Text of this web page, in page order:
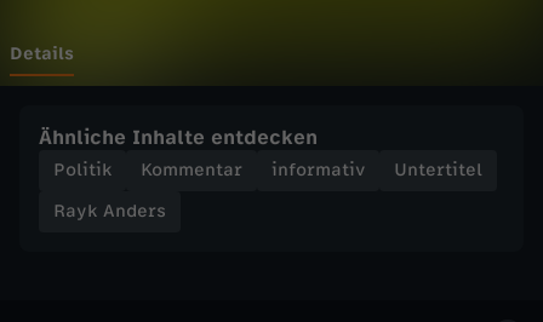
u
s
Details
Ähnliche Inhalte entdecken
Politik Kommentar informativ
Untertitel
Rayk Anders